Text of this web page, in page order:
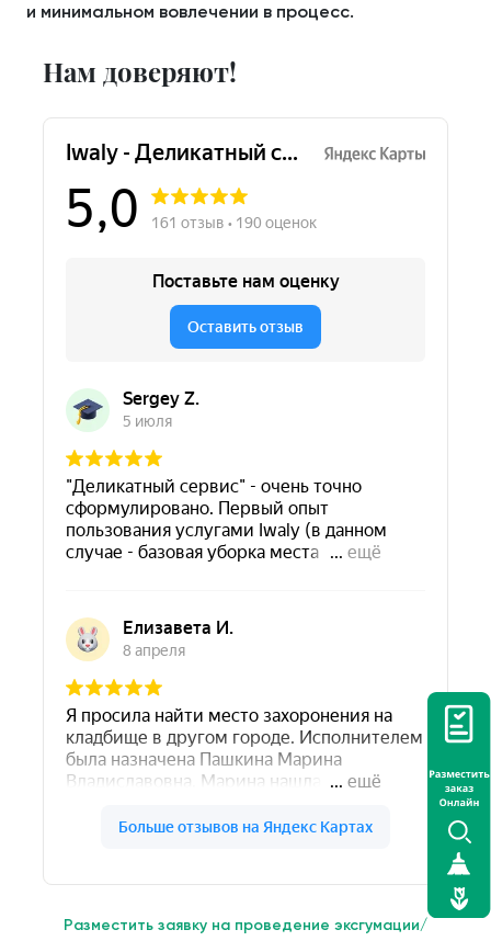
и минимальном вовлечении в процесс.
Нам доверяют!
Разместить заявку на проведение эксгумации/